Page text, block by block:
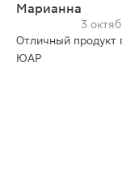
Марианна
3
Отличный продукт
ЮАР